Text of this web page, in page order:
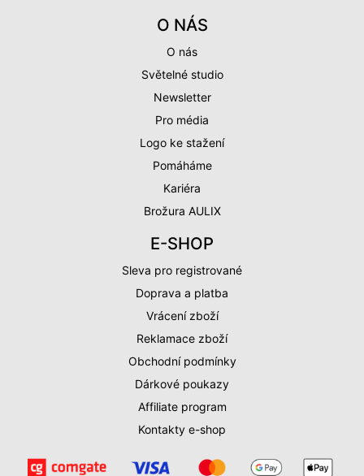
O NÁS
O nás
Světelné studio
Newsletter
Pro média
Logo ke stažení
Pomáháme
Kariéra
Brožura AULIX
E-SHOP
Sleva pro registrované
Doprava a platba
Vrácení zboží
Reklamace zboží
Obchodní podmínky
Dárkové poukazy
Affiliate program
Kontakty e-shop